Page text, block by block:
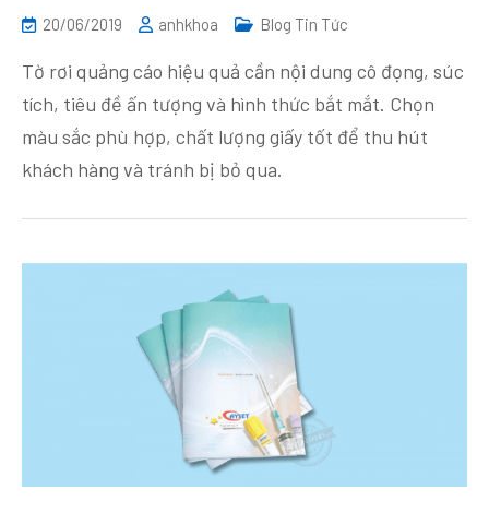
20/06/2019 anhkhoa Blog Tin Tức
Tờ rơi quảng cáo hiệu quả cần nội dung cô đọng, súc
tích, tiêu đề ấn tượng và hình thức bắt mắt. Chọn
màu sắc phù hợp, chất lượng giấy tốt để thu hút
khách hàng và tránh bị bỏ qua.